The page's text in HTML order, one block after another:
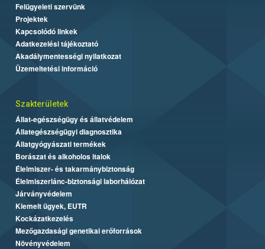
Felügyeleti szervünk
Projektek
Kapcsolódó linkek
Adatkezelési tájékoztató
Akadálymentességi nyilatkozat
Üzemeltetési információ
Szakterületek
Állat-egészségügy és állatvédelem
Állategészségügyi diagnosztika
Állatgyógyászati termékek
Borászat és alkoholos italok
Élelmiszer- és takarmánybiztonság
Élelmiszerlánc-biztonsági laborhálózat
Járványvédelem
Kiemelt ügyek, EUTR
Kockázatkezelés
Mezőgazdasági genetikai erőforrások
Növényvédelem